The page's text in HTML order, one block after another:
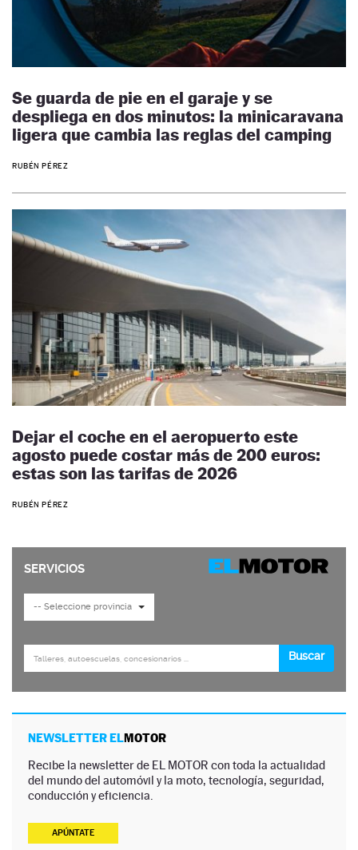
Se guarda de pie en el garaje y se
despliega en dos minutos: la minicaravana
ligera que cambia las reglas del camping
RUBÉN PÉREZ
Dejar el coche en el aeropuerto este
agosto puede costar más de 200 euros:
estas son las tarifas de 2026
RUBÉN PÉREZ
NEWSLETTER ELMOTOR
Recibe la newsletter de EL MOTOR con toda la actualidad
del mundo del automóvil y la moto, tecnología, seguridad,
conducción y eficiencia.
APÚNTATE